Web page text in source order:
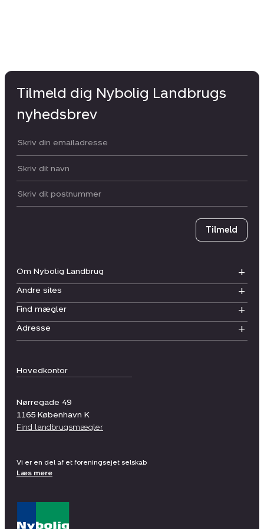
Hovedkontor
Nørregade 49
1165 København K
Find landbrugsmægler
Om Nybolig Landbrug
Andre sites
Find mægler
Adresse
Tilmeld dig Nybolig Landbrugs
nyhedsbrev
Din email:
Dit navn:
Postnummer
Tilmeld
Vi er en del af et foreningsejet selskab
Læs mere